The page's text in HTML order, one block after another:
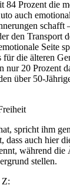
84 Prozent die
auch
schafft
den Transport
Seite
die älteren
nur 20 Prozent
über 50-
spricht ihm
auch hier
während die
stellen.
Z: